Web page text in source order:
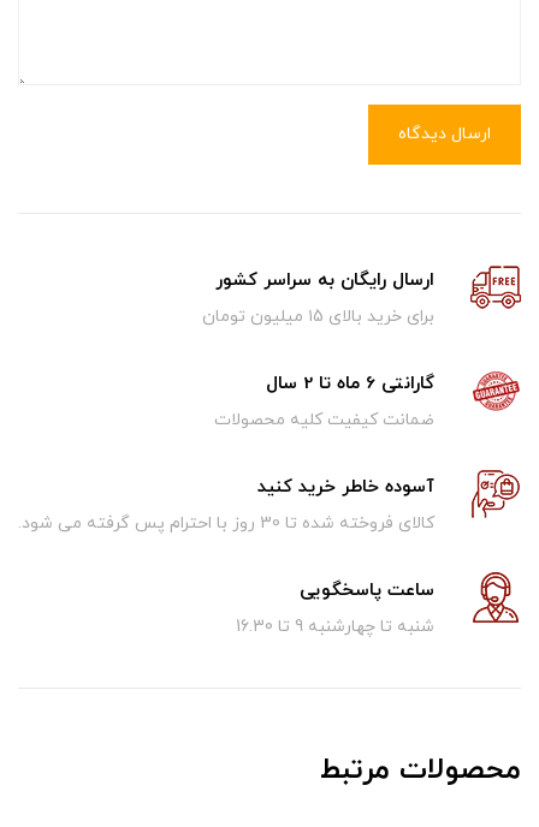
ارسال دیدگاه
ارسال رایگان به سراسر کشور
برای خرید بالای ۱5 میلیون تومان
گارانتی 6 ماه تا 2 سال
ضمانت کیفیت کلیه محصولات
آسوده خاطر خرید کنید
کالای فروخته شده تا 30 روز با احترام پس گرفته می شود.
ساعت پاسخگویی
شنبه تا چهارشنبه 9 تا 16.30
محصولات مرتبط